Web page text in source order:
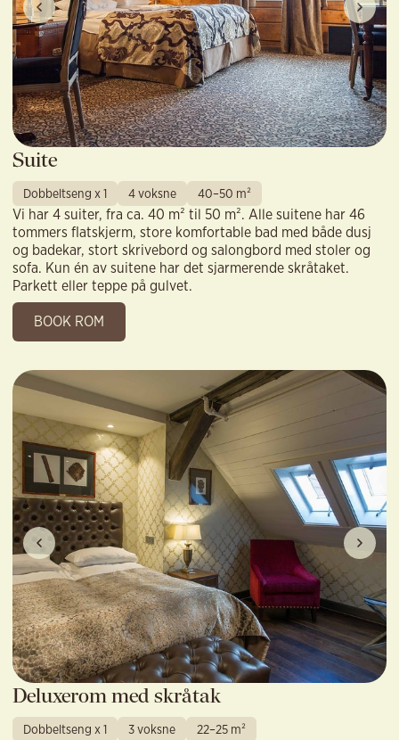
Suite
Dobbeltseng x 1 4 voksne 40–50 m²
Vi har 4 suiter, fra ca. 40 m² til 50 m². Alle suitene har 46
tommers flatskjerm, store komfortable bad med både dusj
og badekar, stort skrivebord og salongbord med stoler og
sofa. Kun én av suitene har det sjarmerende skråtaket.
Parkett eller teppe på gulvet.
BOOK ROM
Deluxerom med skråtak
Dobbeltseng x 1 3 voksne 22–25 m²